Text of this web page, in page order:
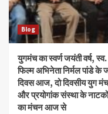
Blog
युगमंच का स्वर्ण जयंती वर्ष, स्व.
फिल्म अभिनेता निर्मल पांडे के
दिवस आज, दो दिवसीय युग मंच
और प्रयोगांक संस्था के नाटकों
का मंचन आज से